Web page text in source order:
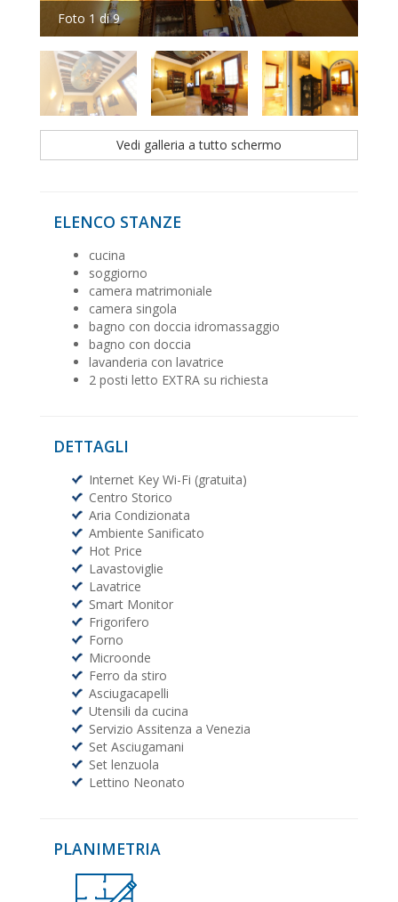
Foto 1 di 9
Vedi galleria a tutto schermo
ELENCO STANZE
cucina
soggiorno
camera matrimoniale
camera singola
bagno con doccia idromassaggio
bagno con doccia
lavanderia con lavatrice
2 posti letto EXTRA su richiesta
DETTAGLI
Internet Key Wi-Fi (gratuita)
Centro Storico
Aria Condizionata
Ambiente Sanificato
Hot Price
Lavastoviglie
Lavatrice
Smart Monitor
Frigorifero
Forno
Microonde
Ferro da stiro
Asciugacapelli
Utensili da cucina
Servizio Assitenza a Venezia
Set Asciugamani
Set lenzuola
Lettino Neonato
PLANIMETRIA